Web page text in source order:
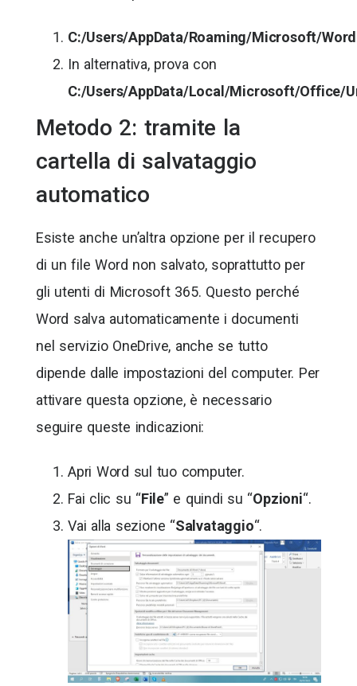
C:/Users/AppData/Roaming/Microsoft/
In alternativa, prova con
C:/Users/AppData/Local/Microsoft/Office/
Metodo 2: tramite la
cartella di salvataggio
automatico
Esiste anche un’altra opzione per il recupero
di un file Word non salvato, soprattutto per
gli utenti di Microsoft 365. Questo perché
Word salva automaticamente i documenti
nel servizio OneDrive, anche se tutto
dipende dalle impostazioni del computer. Per
attivare questa opzione, è necessario
seguire queste indicazioni:
Apri Word sul tuo computer.
Fai clic su “File” e quindi su “Opzioni“.
Vai alla sezione “Salvataggio“.